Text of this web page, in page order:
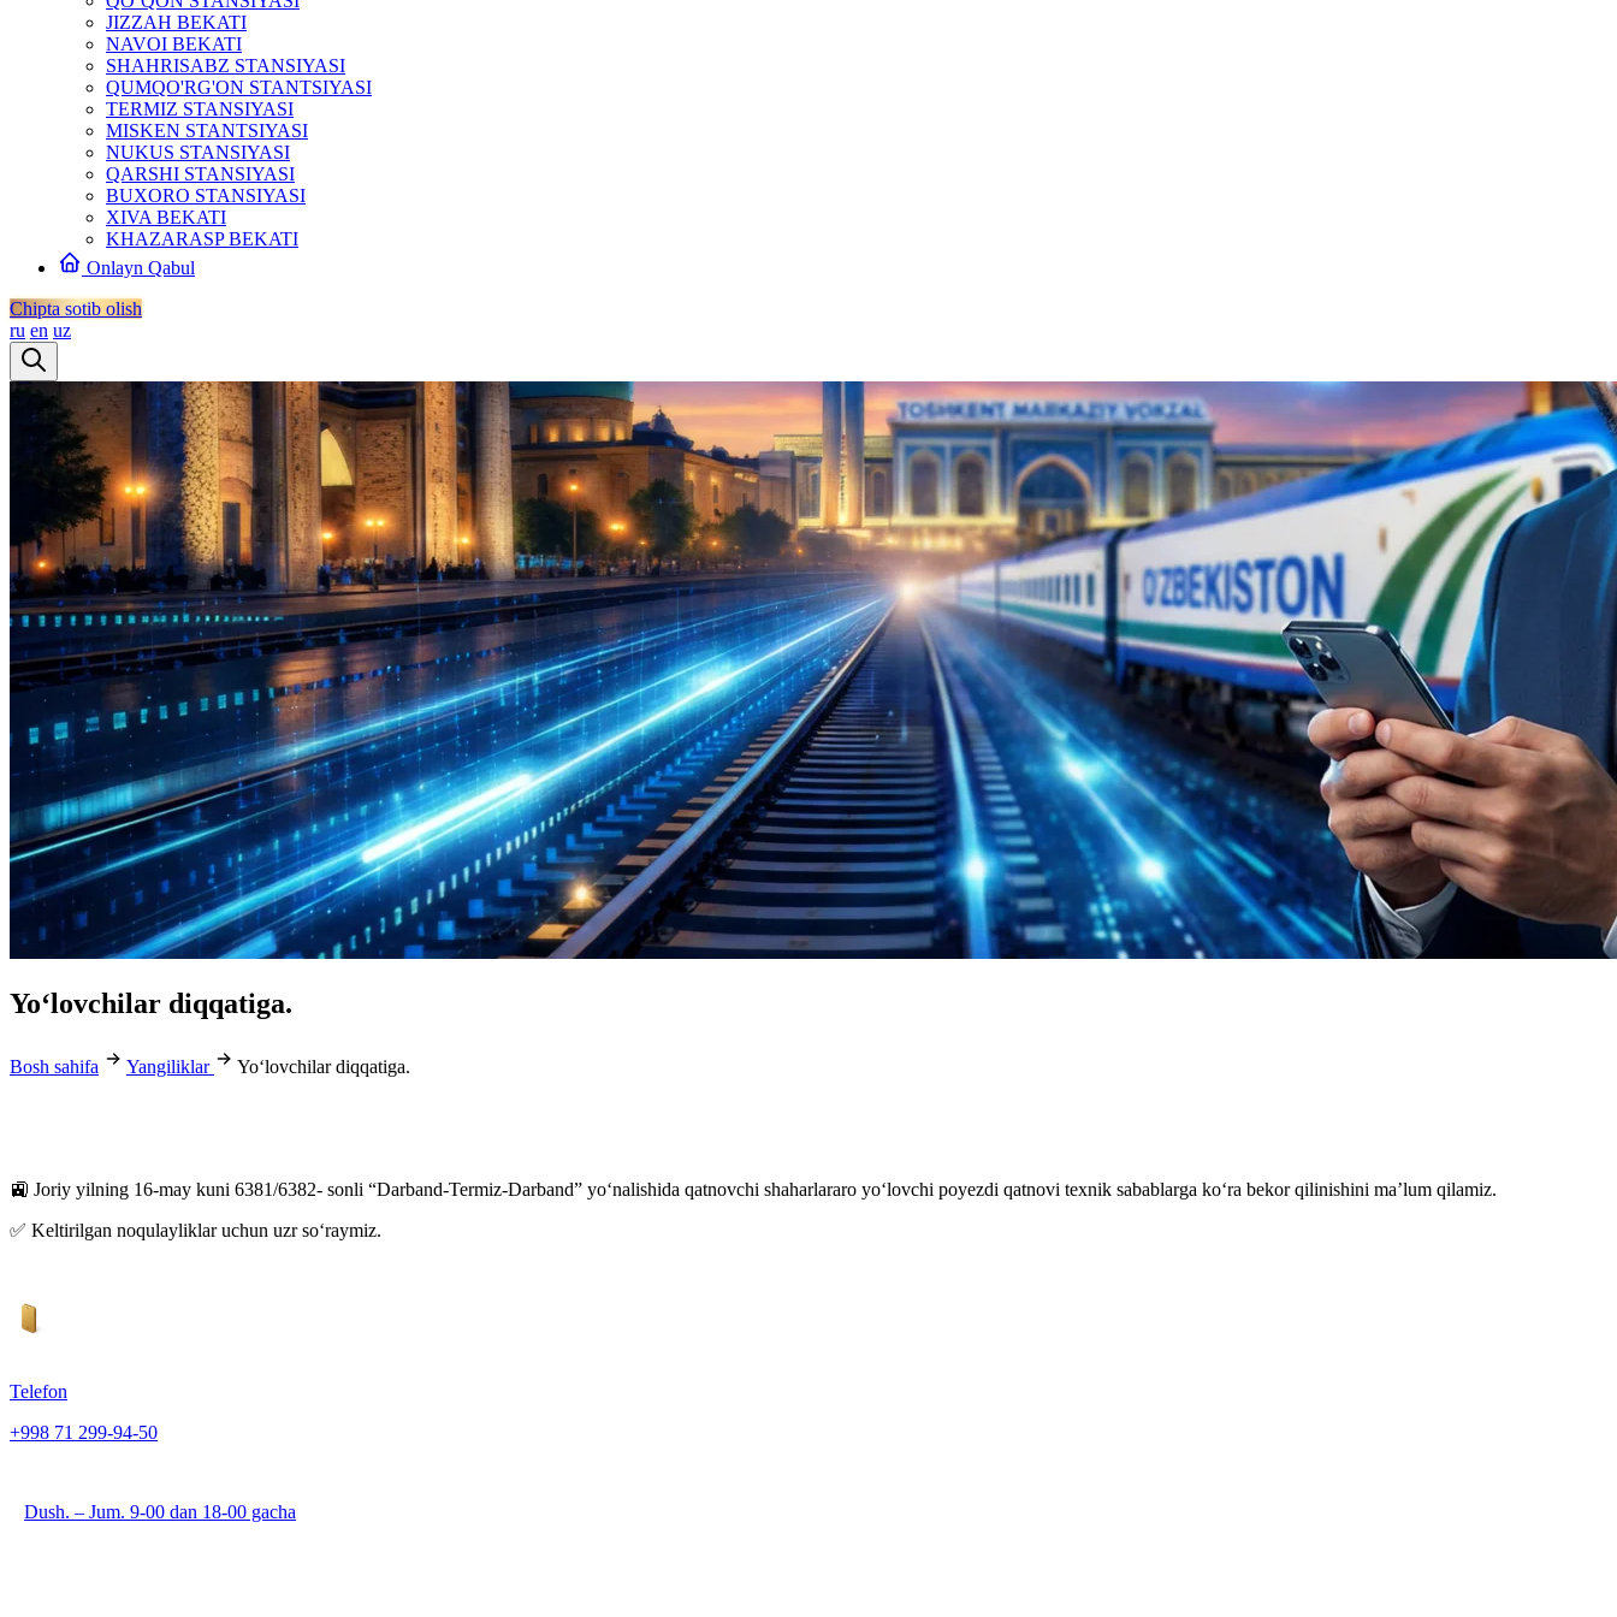
JIZZAH BEKATI
NAVOI BEKATI
SHAHRISABZ STANSIYASI
QUMQO'RG'ON STANTSIYASI
TERMIZ STANSIYASI
MISKEN STANTSIYASI
NUKUS STANSIYASI
QARSHI STANSIYASI
BUXORO STANSIYASI
XIVA BEKATI
KHAZARASP BEKATI
Onlayn Qabul
Chipta sotib olish
ru en uz
Yoʻlovchilar diqqatiga.
Bosh sahifa Yangiliklar Yoʻlovchilar diqqatiga.
🚉 Joriy yilning 16-may kuni 6381/6382- sonli “Darband-Termiz-Darband” yoʻnalishida qatnovchi shaharlararo yo‘lovchi poyezdi qatnovi texnik sabablarga koʻra bekor qilinishini ma’lum qilamiz.
✅ Keltirilgan noqulayliklar uchun uzr soʻraymiz.
Telefon
+998 71 299-94-50
Dush. – Jum. 9-00 dan 18-00 gacha